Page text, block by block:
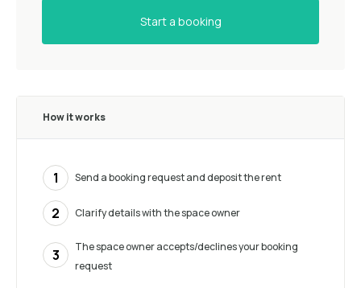
Start a booking
How it works
1 Send a booking request and deposit the rent
2 Clarify details with the space owner
3
The space owner accepts/declines your booking
request